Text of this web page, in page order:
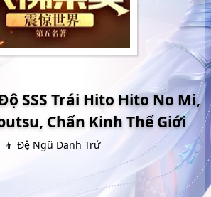
SSS Trái Hito Hito No Mi,
Chấn Kinh Thế Giới
👦 Đệ Ngũ Danh Trứ